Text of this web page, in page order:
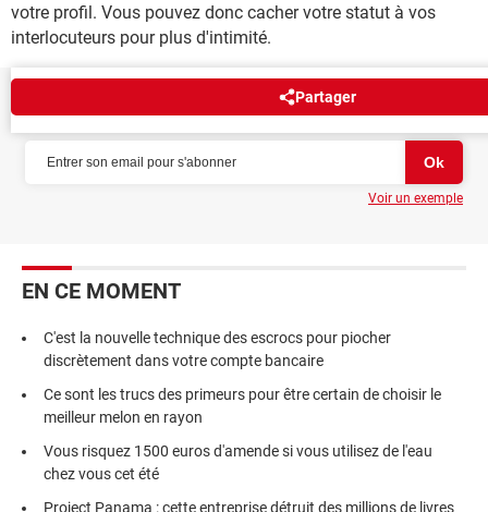
votre profil. Vous pouvez donc cacher votre statut à vos
interlocuteurs pour plus d'intimité.
Partager
NEWSLETTER
Voir un exemple
EN CE MOMENT
C'est la nouvelle technique des escrocs pour piocher
discrètement dans votre compte bancaire
Ce sont les trucs des primeurs pour être certain de choisir le
meilleur melon en rayon
Vous risquez 1500 euros d'amende si vous utilisez de l'eau
chez vous cet été
Project Panama : cette entreprise détruit des millions de livres